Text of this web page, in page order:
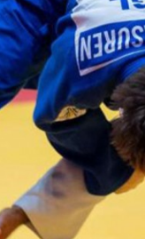
тулд Канадын иргэд